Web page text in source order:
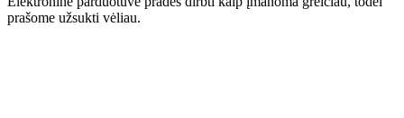
prašome užsukti vėliau.